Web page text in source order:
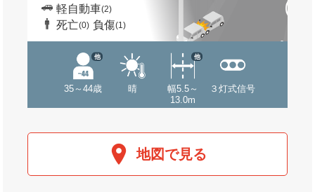
軽自動車(2)
死亡(0) 負傷(1)
35～44歳
他
晴
幅5.5～
13.0m
他
３灯式信号
地図で見る